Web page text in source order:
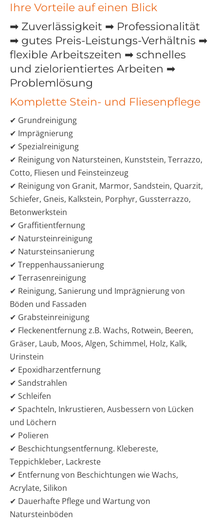
Ihre Vorteile auf einen Blick
➡ Zuverlässigkeit ➡ Professionalität
➡ gutes Preis-Leistungs-Verhältnis ➡
flexible Arbeitszeiten ➡ schnelles
und zielorientiertes Arbeiten ➡
Problemlösung
Komplette Stein- und Fliesenpflege
✔ Grundreinigung
✔ Imprägnierung
✔ Spezialreinigung
✔ Reinigung von Natursteinen, Kunststein, Terrazzo,
Cotto, Fliesen und Feinsteinzeug
✔ Reinigung von Granit, Marmor, Sandstein, Quarzit,
Schiefer, Gneis, Kalkstein, Porphyr, Gussterrazzo,
Betonwerkstein
✔ Graffitientfernung
✔ Natursteinreinigung
✔ Natursteinsanierung
✔ Treppenhaussanierung
✔ Terrasenreinigung
✔ Reinigung, Sanierung und Imprägnierung von
Böden und Fassaden
✔ Grabsteinreinigung
✔ Fleckenentfernung z.B. Wachs, Rotwein, Beeren,
Gräser, Laub, Moos, Algen, Schimmel, Holz, Kalk,
Urinstein
✔ Epoxidharzentfernung
✔ Sandstrahlen
✔ Schleifen
✔ Spachteln, Inkrustieren, Ausbessern von Lücken
und Löchern
✔ Polieren
✔ Beschichtungsentfernung. Klebereste,
Teppichkleber, Lackreste
✔ Entfernung von Beschichtungen wie Wachs,
Acrylate, Silikon
✔ Dauerhafte Pflege und Wartung von
Natursteinböden